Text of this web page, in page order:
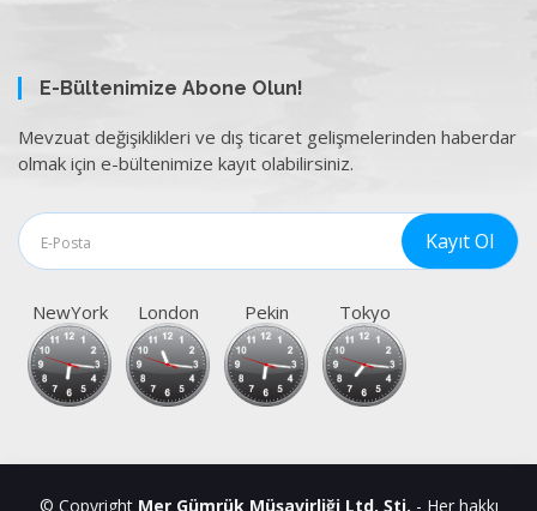
E-Bültenimize Abone Olun!
Mevzuat değişiklikleri ve dış ticaret gelişmelerinden haberdar
olmak için e-bültenimize kayıt olabilirsiniz.
NewYork London Pekin Tokyo
© Copyright Mer Gümrük Müşavirliği Ltd. Şti. - Her hakkı